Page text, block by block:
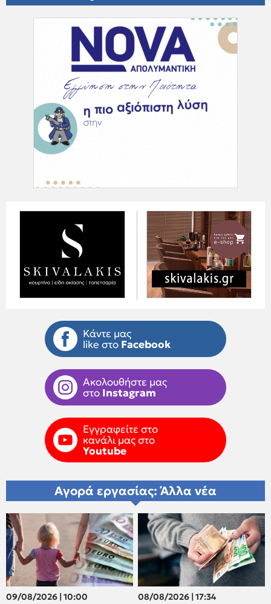
Κάντε μας
like στο Facebook
Ακολουθήστε μας
στο Instagram
Εγγραφείτε στο
κανάλι μας στο
Youtube
Αγορά εργασίας: Άλλα νέα
09/08/2026 | 10:00
08/08/2026 | 17:34